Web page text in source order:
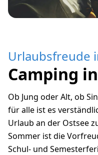
Urlaubsfreude
Camping
Ob Jung oder Alt, ob
für alle ist es
Urlaub an der Ostsee
Sommer ist die
Schul- und